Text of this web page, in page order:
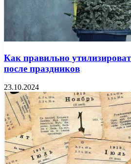
Как правильно
после праздников
23.10.2024